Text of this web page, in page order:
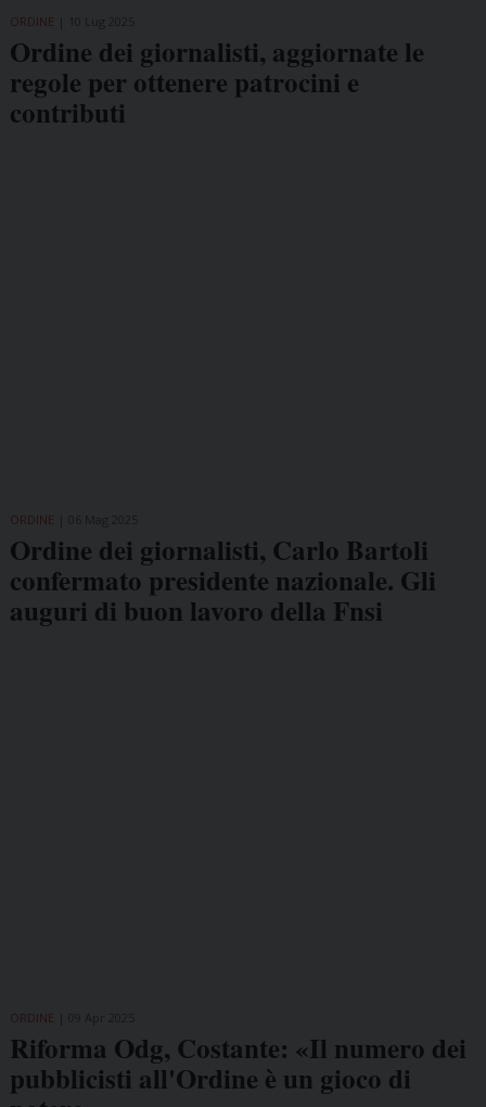
ORDINE
Ordine dei giornalisti, aggiornate le
regole per ottenere patrocini e
contributi
ORDINE
Ordine dei giornalisti, Carlo Bartoli
confermato presidente nazionale. Gli
auguri di buon lavoro della Fnsi
ORDINE
Riforma Odg, Costante: «Il numero dei
pubblicisti all'Ordine è un gioco di